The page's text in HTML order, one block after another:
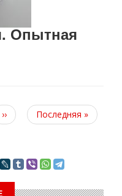
Опытная
Следующая
страница
››
Последняя
страница
Последняя »